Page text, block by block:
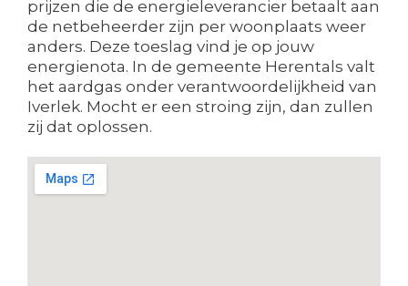
prijzen die de energieleverancier betaalt aan
de netbeheerder zijn per woonplaats weer
anders. Deze toeslag vind je op jouw
energienota. In de gemeente Herentals valt
het aardgas onder verantwoordelijkheid van
Iverlek. Mocht er een stroing zijn, dan zullen
zij dat oplossen.